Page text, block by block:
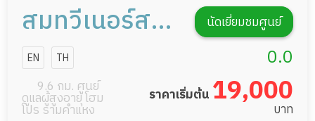
นัดเยี่ยมชมศูนย์
สมทวีเนอร์สซิ่ง
โฮม
EN TH 0.0
9.6 กม. ศูนย์
ดูแลผู้สูงอายุ โฮม
โปร รามคำแหง
ราคาเริ่มต้น 19,000
บาท